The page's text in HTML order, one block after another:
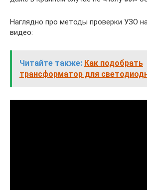
Наглядно про методы проверки УЗО
видео:
Читайте также: Как подобрать
трансформатор для